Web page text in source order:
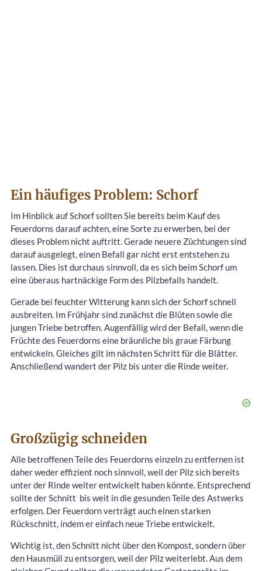
Ein häufiges Problem: Schorf
Im Hinblick auf Schorf sollten Sie bereits beim Kauf des
Feuerdorns darauf achten, eine Sorte zu erwerben, bei der
dieses Problem nicht auftritt. Gerade neuere Züchtungen sind
darauf ausgelegt, einen Befall gar nicht erst entstehen zu
lassen. Dies ist durchaus sinnvoll, da es sich beim Schorf um
eine überaus hartnäckige Form des Pilzbefalls handelt.
Gerade bei feuchter Witterung kann sich der Schorf schnell
ausbreiten. Im Frühjahr sind zunächst die Blüten sowie die
jungen Triebe betroffen. Augenfällig wird der Befall, wenn die
Früchte des Feuerdorns eine bräunliche bis graue Färbung
entwickeln. Gleiches gilt im nächsten Schritt für die Blätter.
Anschließend wandert der Pilz bis unter die Rinde weiter.
Großzügig schneiden
Alle betroffenen Teile des Feuerdorns einzeln zu entfernen ist
daher weder effizient noch sinnvoll, weil der Pilz sich bereits
unter der Rinde weiter entwickelt haben könnte. Entsprechend
sollte der Schnitt bis weit in die gesunden Teile des Astwerks
erfolgen. Der Feuerdorn verträgt auch einen starken
Rückschnitt, indem er einfach neue Triebe entwickelt.
Wichtig ist, den Schnitt nicht über den Kompost, sondern über
den Hausmüll zu entsorgen, weil der Pilz weiterlebt. Aus dem